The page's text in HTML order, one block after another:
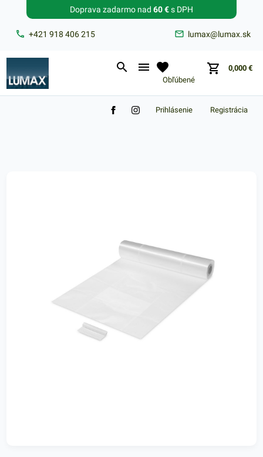
+421 918 406 215 lumax@lumax.sk
Doprava zadarmo nad 60 €s DPH
Obľúbené
0,000 €
Zabudnuté heslo?
Registrácia
Prihlásenie